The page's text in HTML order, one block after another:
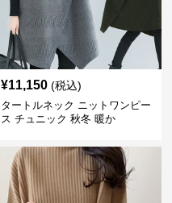
¥11,150 (税込)
タートルネック ニットワンピー
ス チュニック 秋冬 暖か